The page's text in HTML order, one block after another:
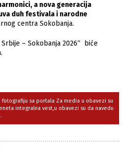
a nova generacija
duh festivala i narodne
centra Sokobanja.
– Sokobanja 2026“ biće
sa portala Za media u obavezi su
integralna vest,u obavezi su da navedu